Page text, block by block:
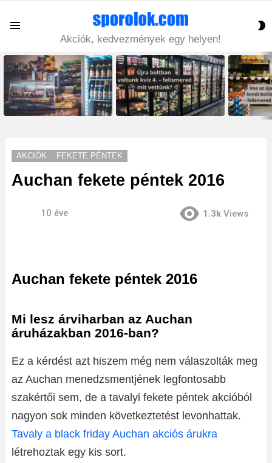
Akciók, kedvezmények egy helyen!
LATEST
STORIES
AKCIÓK FEKETE PÉNTEK
Auchan fekete péntek 2016
10 éve 1.3k Views
Auchan fekete péntek 2016
Mi lesz árviharban az Auchan
áruházakban 2016-ban?
Ez a kérdést azt hiszem még nem válaszolták meg
az Auchan menedzsmentjének legfontosabb
szakértői sem, de a tavalyi fekete péntek akcióból
nagyon sok minden következtetést levonhattak.
Tavaly a black friday Auchan akciós árukra
létrehoztak egy kis sort.